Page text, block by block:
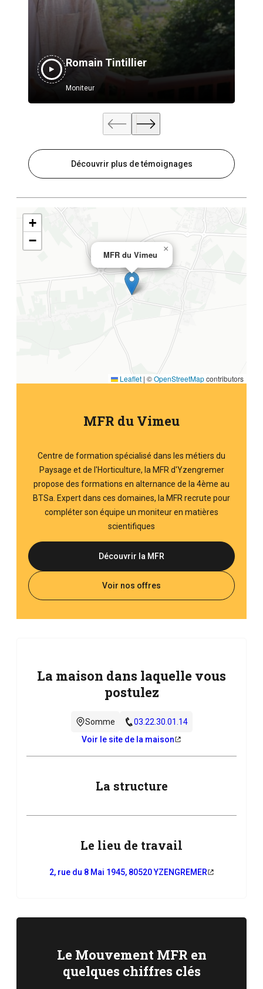
Romain Tintillier
Moniteur
Découvrir plus de témoignages
MFR du Vimeu
×
+
−
Leaflet | ©OpenStreetMapcontributors
MFR du Vimeu
Centre de formation spécialisé dans les métiers du
Paysage et de l'Horticulture, la MFR d'Yzengremer
propose des formations en alternance de la 4ème au
BTSa. Expert dans ces domaines, la MFR recrute pour
compléter son équipe un moniteur en matières
scientifiques
Découvrir la MFR
Voir nos offres
La maison dans laquelle vous
postulez
Somme
03.22.30.01.14
Voir le site de la maison
La structure
Le lieu de travail
2, rue du 8 Mai 1945, 80520 YZENGREMER
Le Mouvement MFR en
quelques chiffres clés